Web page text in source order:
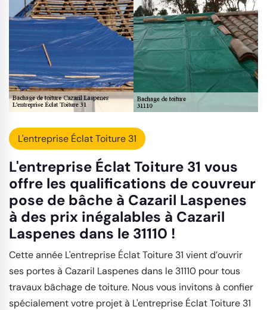
L'entreprise Éclat Toiture 31
L'entreprise Éclat Toiture 31 vous
offre les qualifications de couvreur
pose de bâche à Cazaril Laspenes
à des prix inégalables à Cazaril
Laspenes dans le 31110 !
Cette année L'entreprise Éclat Toiture 31 vient d’ouvrir
ses portes à Cazaril Laspenes dans le 31110 pour tous
travaux bâchage de toiture. Nous vous invitons à confier
spécialement votre projet à L'entreprise Éclat Toiture 31